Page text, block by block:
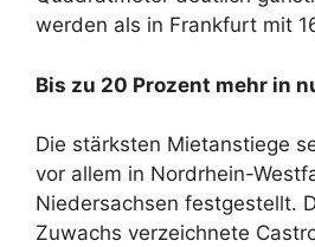
werden als in Frankfurt mit
Bis zu 20 Prozent mehr in
Die stärksten Mietanstiege
vor allem in Nordrhein-
Niedersachsen festgestellt.
Zuwachs verzeichnete